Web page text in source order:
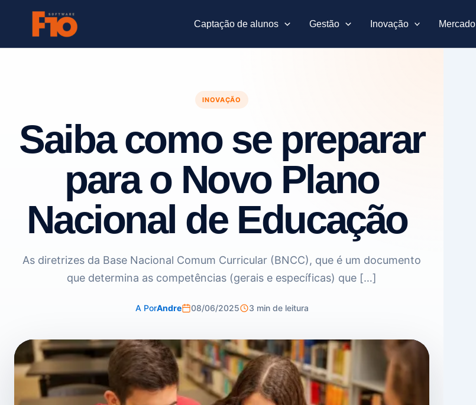
Captação de alunos Gestão Inovação Mercado
INOVAÇÃO
Saiba como se preparar
para o Novo Plano
Nacional de Educação
As diretrizes da Base Nacional Comum Curricular (BNCC), que é um documento
que determina as competências (gerais e específicas) que […]
A PorAndre 08/06/2025 3 min de leitura